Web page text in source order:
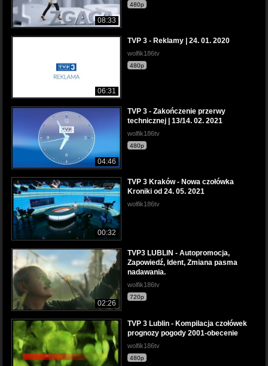
08:33
480p
06:31
TVP 3 - Reklamy | 24. 01. 2020
wolfik186tv
480p
04:46
TVP 3 - Zakończenie przerwy
technicznej | 13/14. 02. 2021
wolfik186tv
480p
00:32
TVP 3 Kraków - Nowa czołówka
Kroniki od 24. 05. 2021
wolfik186tv
02:26
TVP3 LUBLIN - Autopromocja,
Zapowiedź, Ident, Zmiana pasma
nadawania.
wolfik186tv
720p
TVP 3 Lublin - Kompilacja czołówek
prognozy pogody 2001-obecenie
wolfik186tv
480p